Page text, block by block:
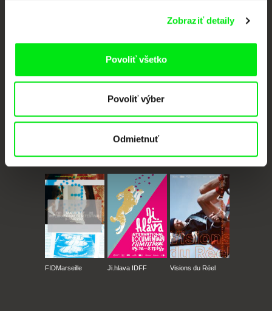
Zobraziť detaily
Povoliť všetko
Povoliť výber
Odmietnuť
európskych festivalov dokumentárneho filmu združených pod Doc Alliance.
FIDMarseille Ji.hlava IDFF Visions du Réel